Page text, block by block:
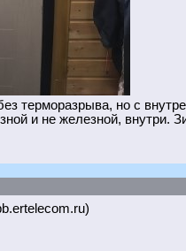
терморазрыва, но с
и не железной, внутри.